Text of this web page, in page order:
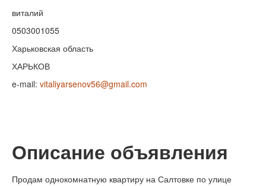
виталий
0503001055
Харьковская область
ХАРЬКОВ
e-mail: vitaliyarsenov56@gmail.com
Описание объявления
Продам однокомнатную квартиру на Салтовке по улице